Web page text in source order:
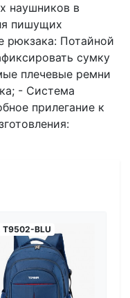
наушников в
пишущих
рюкзака: Потайной
сумку
плечевые ремни
- Система
прилегание к
T9502-BLU
Загрузка...